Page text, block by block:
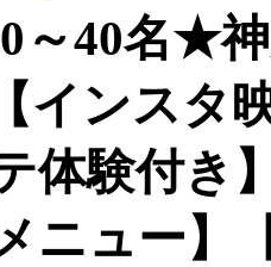
～40名★
インスタ
体験付き
ニュー】